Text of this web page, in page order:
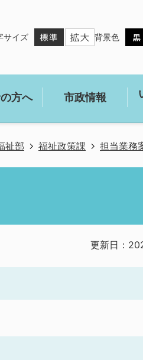
サイズ 背景色
方へ 市政情報
祉部 福祉政策課 担当業務
更新日：